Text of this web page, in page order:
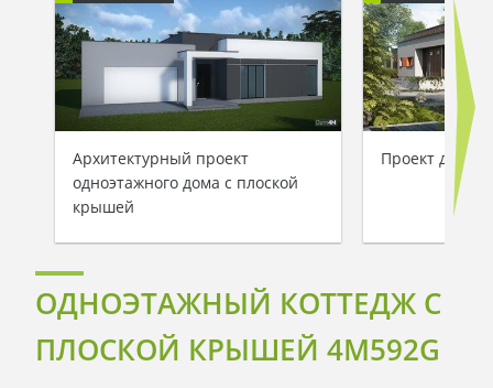
Архитектурный проект
одноэтажного дома с плоской
крышей
Проект дома
ОДНОЭТАЖНЫЙ КОТТЕДЖ С
ПЛОСКОЙ КРЫШЕЙ 4M592G